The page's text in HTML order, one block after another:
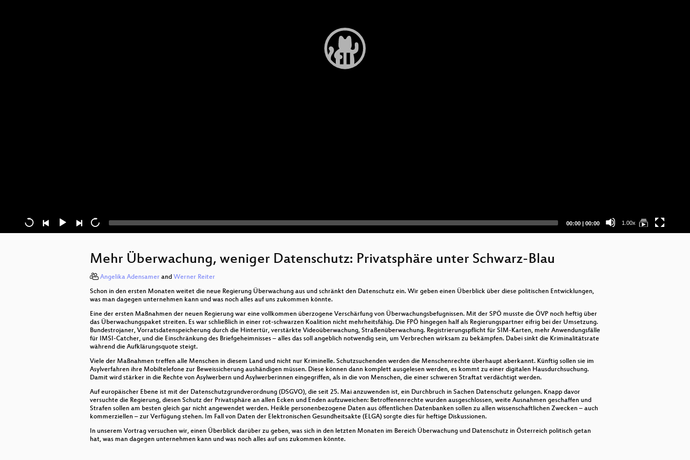
Current
00:00 | Total
00:00 1.00x
Mehr Überwachung, weniger Datenschutz: Privatsphäre unter Schwarz-Blau
Angelika Adensamer and Werner Reiter
Schon in den ersten Monaten weitet die neue Regierung Überwachung aus und schränkt den Datenschutz ein. Wir geben einen Überblick über diese politischen Entwicklungen,
was man dagegen unternehmen kann und was noch alles auf uns zukommen könnte.
Eine der ersten Maßnahmen der neuen Regierung war eine vollkommen überzogene Verschärfung von Überwachungsbefugnissen. Mit der SPÖ musste die ÖVP noch heftig über
das Überwachungspaket streiten. Es war schließlich in einer rot-schwarzen Koalition nicht mehrheitsfähig. Die FPÖ hingegen half als Regierungspartner eifrig bei der Umsetzung.
Bundestrojaner, Vorratsdatenspeicherung durch die Hintertür, verstärkte Videoüberwachung, Straßenüberwachung. Registrierungspflicht für SIM-Karten, mehr Anwendungsfälle
für IMSI-Catcher, und die Einschränkung des Briefgeheimnisses – alles das soll angeblich notwendig sein, um Verbrechen wirksam zu bekämpfen. Dabei sinkt die Kriminalitätsrate
während die Aufklärungsquote steigt.
Viele der Maßnahmen treffen alle Menschen in diesem Land und nicht nur Kriminelle. Schutzsuchenden werden die Menschenrechte überhaupt aberkannt. Künftig sollen sie im
Asylverfahren ihre Mobiltelefone zur Beweissicherung aushändigen müssen. Diese können dann komplett ausgelesen werden, es kommt zu einer digitalen Hausdurchsuchung.
Damit wird stärker in die Rechte von Asylwerbern und Asylwerberinnen eingegriffen, als in die von Menschen, die einer schweren Straftat verdächtigt werden.
Auf europäischer Ebene ist mit der Datenschutzgrundverordnung (DSGVO), die seit 25. Mai anzuwenden ist, ein Durchbruch in Sachen Datenschutz gelungen. Knapp davor
versuchte die Regierung, diesen Schutz der Privatsphäre an allen Ecken und Enden aufzuweichen: Betroffenenrechte wurden ausgeschlossen, weite Ausnahmen geschaffen und
Strafen sollen am besten gleich gar nicht angewendet werden. Heikle personenbezogene Daten aus öffentlichen Datenbanken sollen zu allen wissenschaftlichen Zwecken – auch
kommerziellen – zur Verfügung stehen. Im Fall von Daten der Elektronischen Gesundheitsakte (ELGA) sorgte dies für heftige Diskussionen.
In unserem Vortrag versuchen wir, einen Überblick darüber zu geben, was sich in den letzten Monaten im Bereich Überwachung und Datenschutz in Österreich politisch getan
hat, was man dagegen unternehmen kann und was noch alles auf uns zukommen könnte.